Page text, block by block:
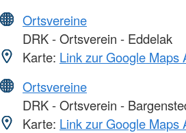
Ortsvereine
DRK - Ortsverein - Eddelak
Karte: Link zur Google Maps
Ortsvereine
DRK - Ortsverein -
Karte: Link zur Google Maps